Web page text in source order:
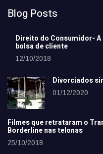
Blog Posts
Direito do Consumidor-
bolsa de cliente
12/10/2018
Divorciados
01/12/2020
Filmes que retrataram o
Borderline nas telonas
25/10/2018